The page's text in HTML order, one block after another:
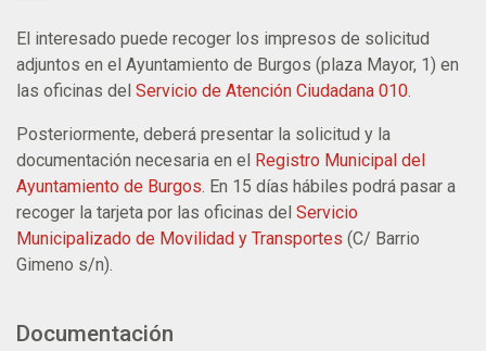
El interesado puede recoger los impresos de solicitud
adjuntos en el Ayuntamiento de Burgos (plaza Mayor, 1) en
las oficinas del Servicio de Atención Ciudadana 010.
Posteriormente, deberá presentar la solicitud y la
documentación necesaria en el Registro Municipal del
Ayuntamiento de Burgos. En 15 días hábiles podrá pasar a
recoger la tarjeta por las oficinas del Servicio
Municipalizado de Movilidad y Transportes (C/ Barrio
Gimeno s/n).
Documentación